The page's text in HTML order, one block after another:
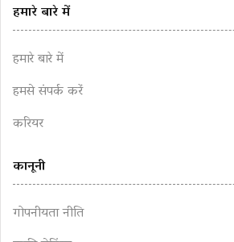
हमारे बारे में
हमारे बारे में
हमसे संपर्क करें
करियर
कानूनी
गोपनीयता नीति